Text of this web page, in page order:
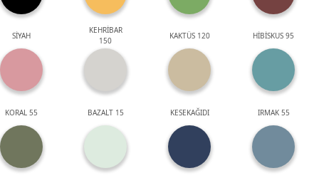
SİYAH
KEHRİBAR
150
KAKTÜS 120 HİBİSKUS 95
KORAL 55 BAZALT 15 KESEKAĞIDI IRMAK 55